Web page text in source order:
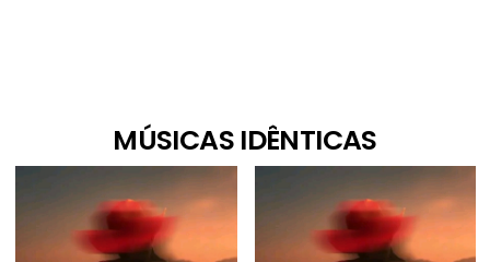
MÚSICAS IDÊNTICAS